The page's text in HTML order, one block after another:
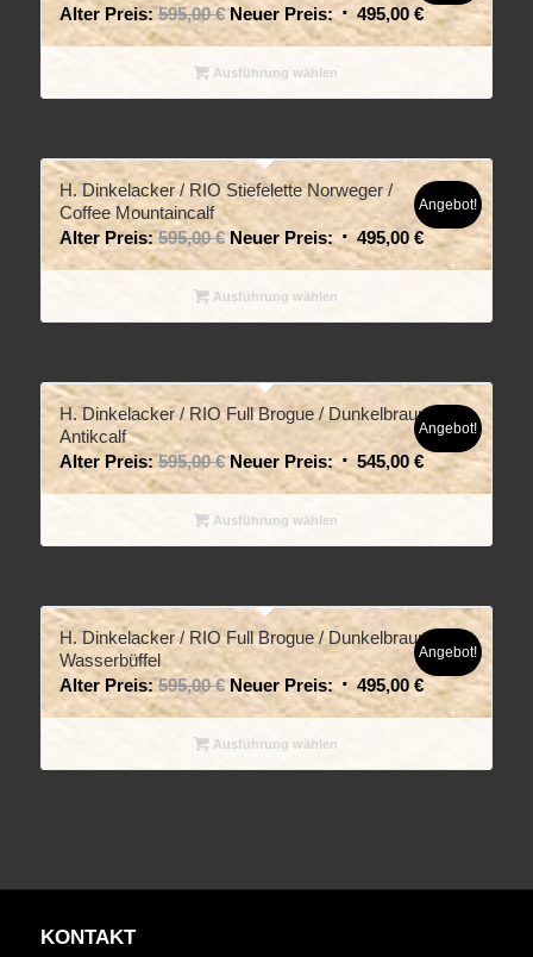
Alter Preis: 595,00€ Neuer Preis: 495,00 €
Ausführung wählen
H. Dinkelacker / RIO Stiefelette Norweger /
Coffee Mountaincalf
Alter Preis: 595,00€ Neuer Preis: 495,00 €
Angebot!
Ausführung wählen
H. Dinkelacker / RIO Full Brogue / Dunkelbraun
Antikcalf
Alter Preis: 595,00€ Neuer Preis: 545,00 €
Angebot!
Ausführung wählen
H. Dinkelacker / RIO Full Brogue / Dunkelbraun
Wasserbüffel
Alter Preis: 595,00€ Neuer Preis: 495,00 €
Angebot!
Ausführung wählen
KONTAKT